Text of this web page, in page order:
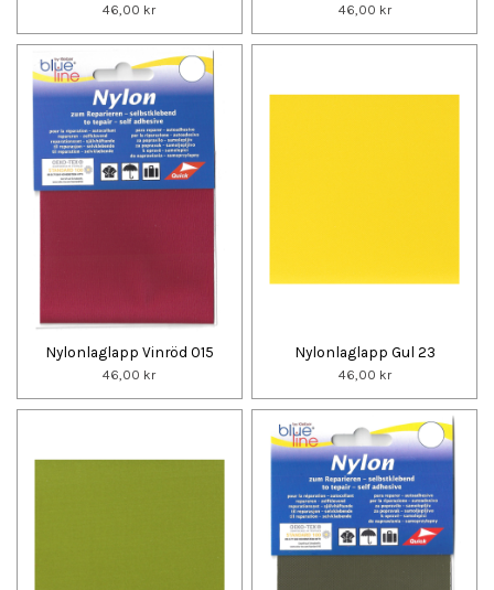
46,00 kr 46,00 kr
Nylonlaglapp Vinröd 015
46,00 kr
Nylonlaglapp Gul 23
46,00 kr